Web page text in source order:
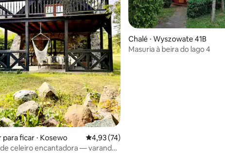
média de 5, 10 avaliações
para ficar ⋅ Kosewo 4,93 de uma avaliação média de 5, 74
4,93 (74)
celeiro encantadora — varanda,
Chalé ⋅ Wyszowate 41B
Masuria à beira do lago 4